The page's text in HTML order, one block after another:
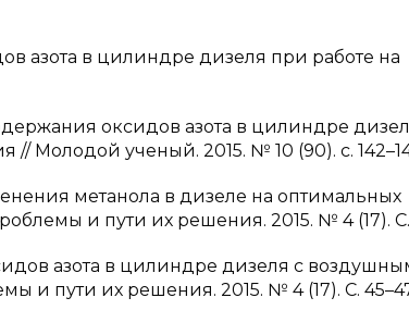
азота в цилиндре дизеля при работе на
оксидов азота в цилиндре
Молодой ученый. 2015. № 10 (90). с.
метанола в дизеле на оптимальных
и пути их решения. 2015. № 4 (17).
азота в цилиндре дизеля с
и пути их решения. 2015. № 4 (17). С.